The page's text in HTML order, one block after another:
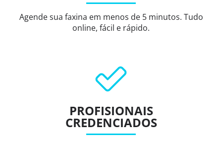
Agende sua faxina em menos de 5 minutos. Tudo
online, fácil e rápido.
PROFISIONAIS
CREDENCIADOS